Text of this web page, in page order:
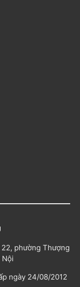
phường Thượng
Nội
ngày 24/08/2012